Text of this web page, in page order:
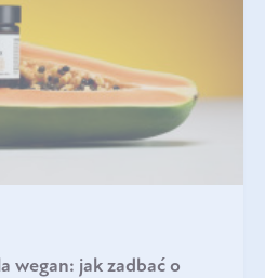
wegan: jak zadbać o